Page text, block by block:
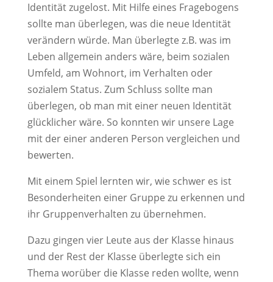
Identität zugelost. Mit Hilfe eines Fragebogens
sollte man überlegen, was die neue Identität
verändern würde. Man überlegte z.B. was im
Leben allgemein anders wäre, beim sozialen
Umfeld, am Wohnort, im Verhalten oder
sozialem Status. Zum Schluss sollte man
überlegen, ob man mit einer neuen Identität
glücklicher wäre. So konnten wir unsere Lage
mit der einer anderen Person vergleichen und
bewerten.
Mit einem Spiel lernten wir, wie schwer es ist
Besonderheiten einer Gruppe zu erkennen und
ihr Gruppenverhalten zu übernehmen.
Dazu gingen vier Leute aus der Klasse hinaus
und der Rest der Klasse überlegte sich ein
Thema worüber die Klasse reden wollte, wenn